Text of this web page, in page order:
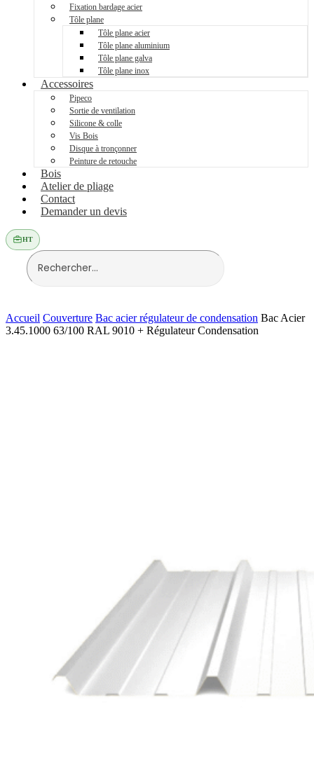
Fixation bardage acier
Tôle plane
Tôle plane acier
Tôle plane aluminium
Tôle plane galva
Tôle plane inox
Accessoires
Pipeco
Sortie de ventilation
Silicone & colle
Vis Bois
Disque à tronçonner
Peinture de retouche
Bois
Atelier de pliage
Contact
Demander un devis
HT
Accueil Couverture Bac acier régulateur de condensation Bac Acier
3.45.1000 63/100 RAL 9010 + Régulateur Condensation